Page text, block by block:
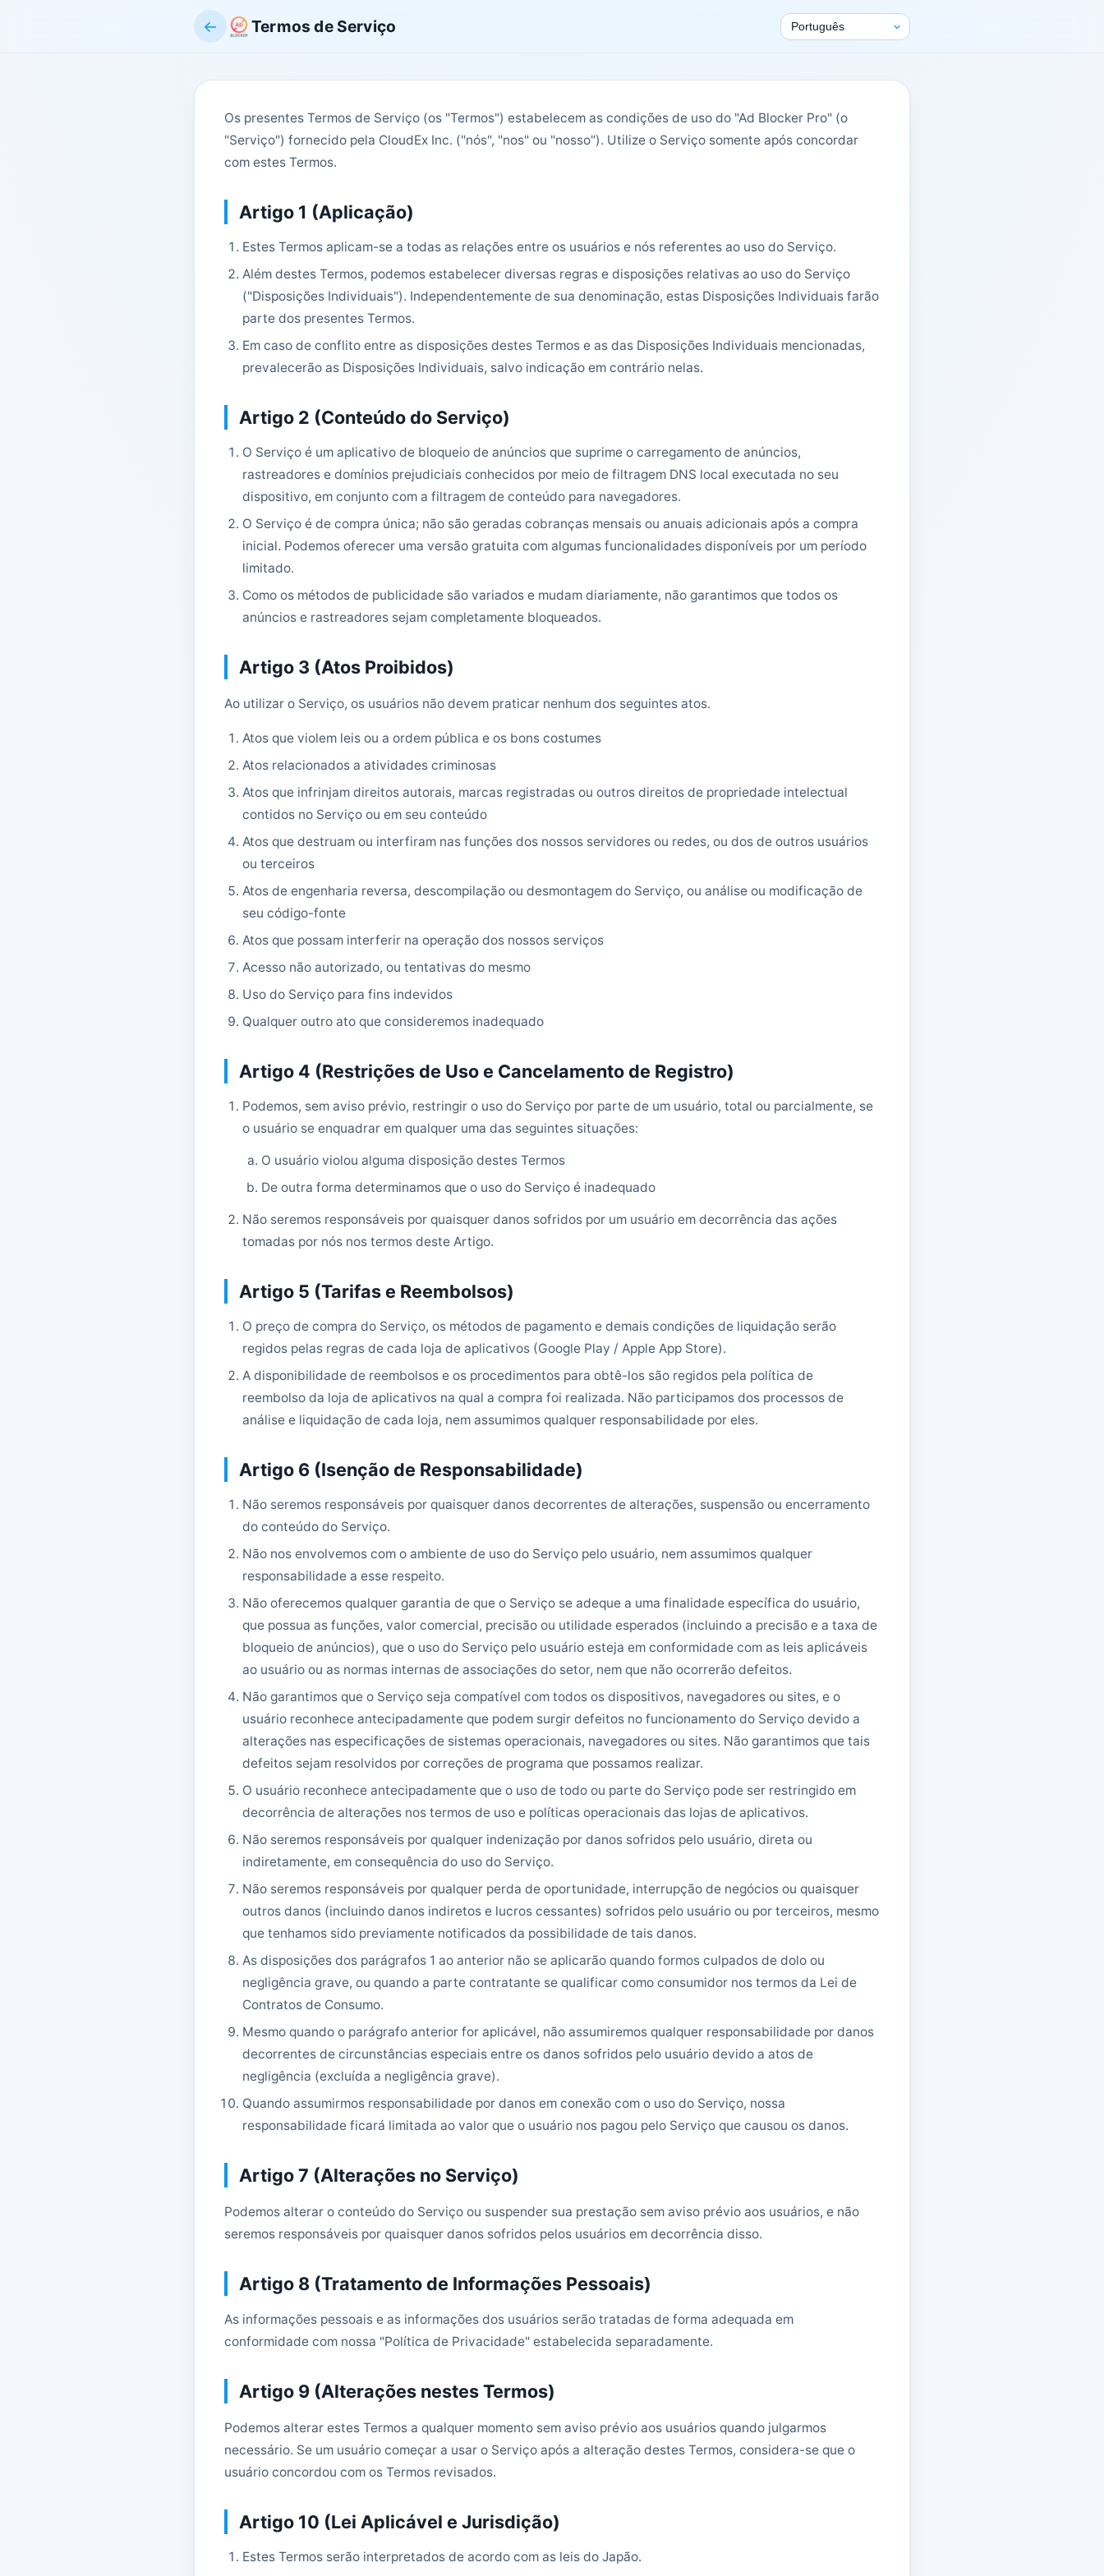
← Termos de Serviço
Os presentes Termos de Serviço (os "Termos") estabelecem as condições de uso do "Ad Blocker Pro" (o
"Serviço") fornecido pela CloudEx Inc. ("nós", "nos" ou "nosso"). Utilize o Serviço somente após concordar
com estes Termos.
Artigo 1 (Aplicação)
Estes Termos aplicam-se a todas as relações entre os usuários e nós referentes ao uso do Serviço.
Além destes Termos, podemos estabelecer diversas regras e disposições relativas ao uso do Serviço
("Disposições Individuais"). Independentemente de sua denominação, estas Disposições Individuais farão
parte dos presentes Termos.
Em caso de conflito entre as disposições destes Termos e as das Disposições Individuais mencionadas,
prevalecerão as Disposições Individuais, salvo indicação em contrário nelas.
Artigo 2 (Conteúdo do Serviço)
O Serviço é um aplicativo de bloqueio de anúncios que suprime o carregamento de anúncios,
rastreadores e domínios prejudiciais conhecidos por meio de filtragem DNS local executada no seu
dispositivo, em conjunto com a filtragem de conteúdo para navegadores.
O Serviço é de compra única; não são geradas cobranças mensais ou anuais adicionais após a compra
inicial. Podemos oferecer uma versão gratuita com algumas funcionalidades disponíveis por um período
limitado.
Como os métodos de publicidade são variados e mudam diariamente, não garantimos que todos os
anúncios e rastreadores sejam completamente bloqueados.
Artigo 3 (Atos Proibidos)
Ao utilizar o Serviço, os usuários não devem praticar nenhum dos seguintes atos.
Atos que violem leis ou a ordem pública e os bons costumes
Atos relacionados a atividades criminosas
Atos que infrinjam direitos autorais, marcas registradas ou outros direitos de propriedade intelectual
contidos no Serviço ou em seu conteúdo
Atos que destruam ou interfiram nas funções dos nossos servidores ou redes, ou dos de outros usuários
ou terceiros
Atos de engenharia reversa, descompilação ou desmontagem do Serviço, ou análise ou modificação de
seu código-fonte
Atos que possam interferir na operação dos nossos serviços
Acesso não autorizado, ou tentativas do mesmo
Uso do Serviço para fins indevidos
Qualquer outro ato que consideremos inadequado
Artigo 4 (Restrições de Uso e Cancelamento de Registro)
Podemos, sem aviso prévio, restringir o uso do Serviço por parte de um usuário, total ou parcialmente, se
o usuário se enquadrar em qualquer uma das seguintes situações:
O usuário violou alguma disposição destes Termos
De outra forma determinamos que o uso do Serviço é inadequado
Não seremos responsáveis por quaisquer danos sofridos por um usuário em decorrência das ações
tomadas por nós nos termos deste Artigo.
Artigo 5 (Tarifas e Reembolsos)
O preço de compra do Serviço, os métodos de pagamento e demais condições de liquidação serão
regidos pelas regras de cada loja de aplicativos (Google Play / Apple App Store).
A disponibilidade de reembolsos e os procedimentos para obtê-los são regidos pela política de
reembolso da loja de aplicativos na qual a compra foi realizada. Não participamos dos processos de
análise e liquidação de cada loja, nem assumimos qualquer responsabilidade por eles.
Artigo 6 (Isenção de Responsabilidade)
Não seremos responsáveis por quaisquer danos decorrentes de alterações, suspensão ou encerramento
do conteúdo do Serviço.
Não nos envolvemos com o ambiente de uso do Serviço pelo usuário, nem assumimos qualquer
responsabilidade a esse respeito.
Não oferecemos qualquer garantia de que o Serviço se adeque a uma finalidade específica do usuário,
que possua as funções, valor comercial, precisão ou utilidade esperados (incluindo a precisão e a taxa de
bloqueio de anúncios), que o uso do Serviço pelo usuário esteja em conformidade com as leis aplicáveis
ao usuário ou as normas internas de associações do setor, nem que não ocorrerão defeitos.
Não garantimos que o Serviço seja compatível com todos os dispositivos, navegadores ou sites, e o
usuário reconhece antecipadamente que podem surgir defeitos no funcionamento do Serviço devido a
alterações nas especificações de sistemas operacionais, navegadores ou sites. Não garantimos que tais
defeitos sejam resolvidos por correções de programa que possamos realizar.
O usuário reconhece antecipadamente que o uso de todo ou parte do Serviço pode ser restringido em
decorrência de alterações nos termos de uso e políticas operacionais das lojas de aplicativos.
Não seremos responsáveis por qualquer indenização por danos sofridos pelo usuário, direta ou
indiretamente, em consequência do uso do Serviço.
Não seremos responsáveis por qualquer perda de oportunidade, interrupção de negócios ou quaisquer
outros danos (incluindo danos indiretos e lucros cessantes) sofridos pelo usuário ou por terceiros, mesmo
que tenhamos sido previamente notificados da possibilidade de tais danos.
As disposições dos parágrafos 1 ao anterior não se aplicarão quando formos culpados de dolo ou
negligência grave, ou quando a parte contratante se qualificar como consumidor nos termos da Lei de
Contratos de Consumo.
Mesmo quando o parágrafo anterior for aplicável, não assumiremos qualquer responsabilidade por danos
decorrentes de circunstâncias especiais entre os danos sofridos pelo usuário devido a atos de
negligência (excluída a negligência grave).
Quando assumirmos responsabilidade por danos em conexão com o uso do Serviço, nossa
responsabilidade ficará limitada ao valor que o usuário nos pagou pelo Serviço que causou os danos.
Artigo 7 (Alterações no Serviço)
Podemos alterar o conteúdo do Serviço ou suspender sua prestação sem aviso prévio aos usuários, e não
seremos responsáveis por quaisquer danos sofridos pelos usuários em decorrência disso.
Artigo 8 (Tratamento de Informações Pessoais)
As informações pessoais e as informações dos usuários serão tratadas de forma adequada em
conformidade com nossa "Política de Privacidade" estabelecida separadamente.
Artigo 9 (Alterações nestes Termos)
Podemos alterar estes Termos a qualquer momento sem aviso prévio aos usuários quando julgarmos
necessário. Se um usuário começar a usar o Serviço após a alteração destes Termos, considera-se que o
usuário concordou com os Termos revisados.
Artigo 10 (Lei Aplicável e Jurisdição)
Estes Termos serão interpretados de acordo com as leis do Japão.